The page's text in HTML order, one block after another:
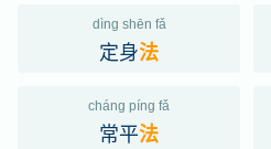
dìng shēn fǎ
定身法
cháng píng fǎ
常平法